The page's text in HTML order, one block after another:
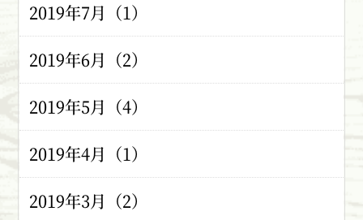
2019年7月（1）
2019年6月（2）
2019年5月（4）
2019年4月（1）
2019年3月（2）